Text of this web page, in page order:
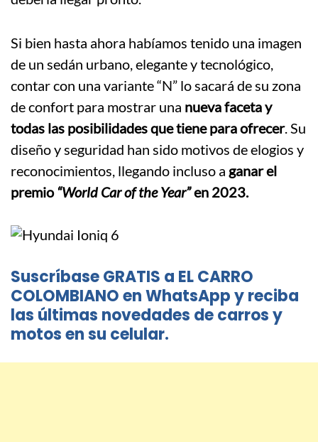
Si bien hasta ahora habíamos tenido una imagen
de un sedán urbano, elegante y tecnológico,
contar con una variante “N” lo sacará de su zona
de confort para mostrar una nueva faceta y
todas las posibilidades que tiene para ofrecer. Su
diseño y seguridad han sido motivos de elogios y
reconocimientos, llegando incluso a ganar el
premio “World Car of the Year”en 2023.
Suscríbase GRATIS a EL CARRO
COLOMBIANO en WhatsApp y reciba
las últimas novedades de carros y
motos en su celular.